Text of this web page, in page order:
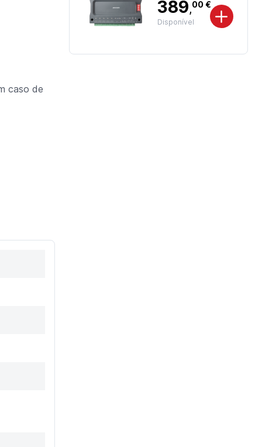
caso de
389,00 €
Disponível